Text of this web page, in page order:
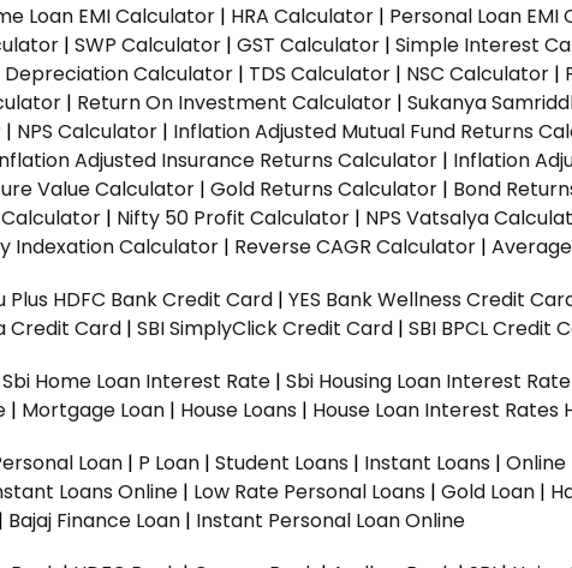
Loan EMI Calculator | HRA Calculator | Personal Loan EMI
| SWP Calculator | GST Calculator | Simple Interest
Depreciation Calculator | TDS Calculator | NSC Calculator |
| Return On Investment Calculator | Sukanya
| NPS Calculator | Inflation Adjusted Mutual Fund Returns
Adjusted Insurance Returns Calculator | Inflation
Value Calculator | Gold Returns Calculator | Bond
Calculator | Nifty 50 Profit Calculator | NPS Vatsalya
Indexation Calculator | Reverse CAGR Calculator |
Plus HDFC Bank Credit Card | YES Bank Wellness Credit
Credit Card | SBI SimplyClick Credit Card | SBI BPCL Credit
Sbi Home Loan Interest Rate | Sbi Housing Loan Interest Rate
| Mortgage Loan | House Loans | House Loan Interest Rates
Loan | P Loan | Student Loans | Instant Loans | Online
Loans Online | Low Rate Personal Loans | Gold Loan |
| Bajaj Finance Loan | Instant Personal Loan Online